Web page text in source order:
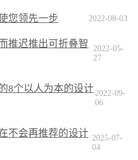
您领先一步 2022-08-03
推迟推出可折叠智
2022-05-
27
8个以人为本的设计 2022-09-
06
不会再推荐的设计 2025-07-
04